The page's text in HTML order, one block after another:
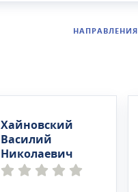
НАПРАВЛЕНИЯ
Хайновский
Василий
Николаевич